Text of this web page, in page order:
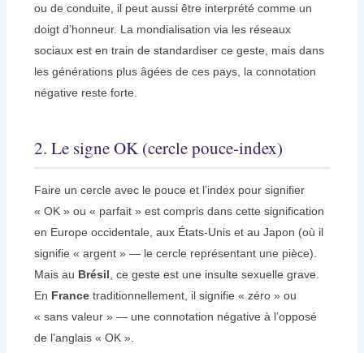
ou de conduite, il peut aussi être interprété comme un
doigt d’honneur. La mondialisation via les réseaux
sociaux est en train de standardiser ce geste, mais dans
les générations plus âgées de ces pays, la connotation
négative reste forte.
2. Le signe OK (cercle pouce-index)
Faire un cercle avec le pouce et l’index pour signifier
« OK » ou « parfait » est compris dans cette signification
en Europe occidentale, aux États-Unis et au Japon (où il
signifie « argent » — le cercle représentant une pièce).
Mais au Brésil , ce geste est une insulte sexuelle grave.
En France traditionnellement, il signifie « zéro » ou
« sans valeur » — une connotation négative à l’opposé
de l’anglais « OK ».